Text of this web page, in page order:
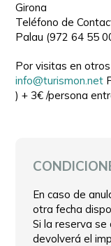
Girona
Teléfono de
Palau (972 64 55
Por visitas en
info@turismon.net
) + 3€ /persona
En caso de
otra fecha
Si la reserva
devolverá el